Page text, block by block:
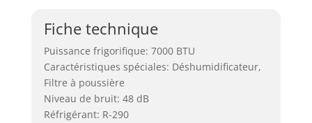
Fiche technique
Puissance frigorifique: 7000 BTU
Caractéristiques spéciales: Déshumidificateur,
Filtre à poussière
Niveau de bruit: 48 dB
Réfrigérant: R-290